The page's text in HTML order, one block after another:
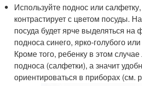
Используйте поднос или
контрастирует с цветом посуды.
посуда будет ярче выделяться на
подноса синего, ярко-голубого
Кроме того, ребенку в этом случае
подноса (салфетки), а значит
ориентироваться в приборах (см.